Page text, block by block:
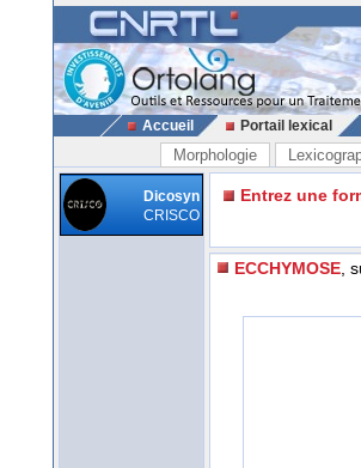
Accueil Portail lexical
Morphologie
Dicosyn
CRISCO
Entrez une
ECCHYMOSE ,